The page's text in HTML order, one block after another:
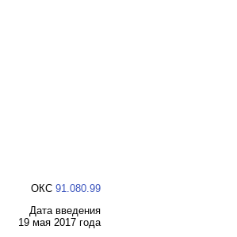
ОКС 91.080.99
Дата введения
19 мая 2017 года